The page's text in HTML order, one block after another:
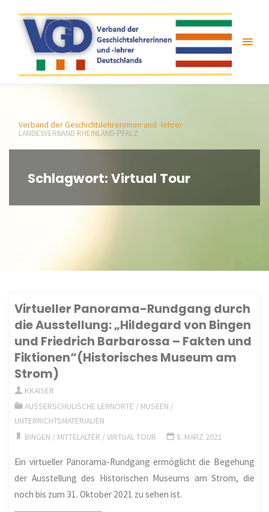
springen
Verband der Geschichtslehrerinnen und -lehrer
LANDESVERBAND RHEINLAND-PFALZ
Schlagwort: Virtual Tour
Virtueller Panorama-Rundgang durch
die Ausstellung: „Hildegard von Bingen
und Friedrich Barbarossa – Fakten und
Fiktionen“(Historisches Museum am
Strom)
KKAISER
AUSSERSCHULISCHE LERNORTE
/ MUSEEN /
UNTERRICHTSMATERIALIEN
BINGEN / MITTELALTER /VIRTUAL TOUR 8. MÄRZ 2021
Ein virtueller Panorama-Rundgang ermöglicht die Begehung
der Ausstellung des Historischen Museums am Strom, die
noch bis zum 31. Oktober 2021 zu sehen ist.